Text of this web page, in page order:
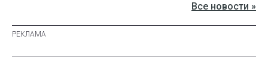
Все новости »